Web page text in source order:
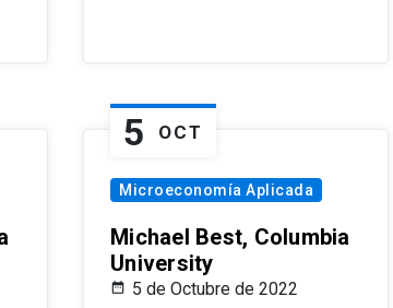
5 OCT
Microeconomía Aplicada
Michael Best, Columbia
University
5 de Octubre de 2022